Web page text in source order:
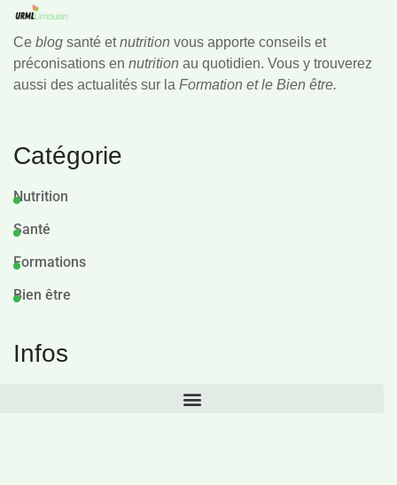
Ce blog santé etnutrition vous apporte conseils et
préconisations en nutrition au quotidien. Vous y trouverez
aussi des actualités sur la Formation et le Bien être.
Catégorie
Nutrition
Santé
Formations
Bien être
Infos